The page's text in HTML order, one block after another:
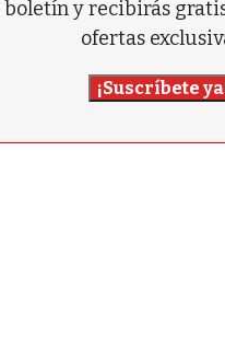
boletín y recibirás
ofertas
¡Suscríbete